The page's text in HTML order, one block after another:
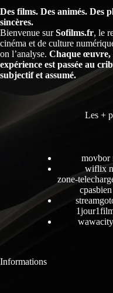
Des films. Des animés. Des
sincères.
Bienvenue surSofilms.fr, le
cinéma et de culture
on l’analyse. Chaque œuvre,
expérience est passée au
subjectif et assumé.
Les +
movbor
wiflix
zone-
Informations